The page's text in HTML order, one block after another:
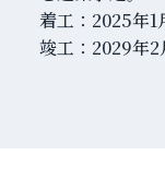
着工：2025年1
竣工：2029年2